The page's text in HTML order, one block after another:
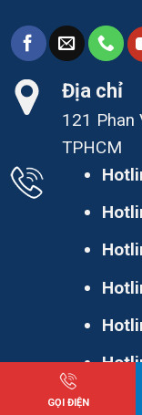
Địa chỉ
121 Phan
TPHCM
GỌI ĐIỆN